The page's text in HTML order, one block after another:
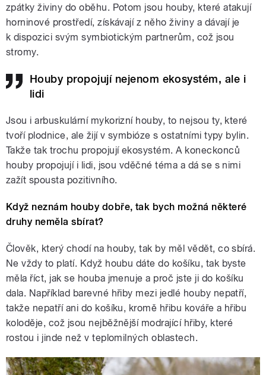
zpátky živiny do oběhu. Potom jsou houby, které atakují
horninové prostředí, získávají z něho živiny a dávají je
k dispozici svým symbiotickým partnerům, což jsou
stromy.
Houby propojují nejenom ekosystém, ale i
lidi
Jsou i arbuskulární mykorizní houby, to nejsou ty, které
tvoří plodnice, ale žijí v symbióze s ostatními typy bylin.
Takže tak trochu propojují ekosystém. A koneckonců
houby propojují i lidi, jsou vděčné téma a dá se s nimi
zažít spousta pozitivního.
Když neznám houby dobře, tak bych možná některé
druhy neměla sbírat?
Člověk, který chodí na houby, tak by měl vědět, co sbírá.
Ne vždy to platí. Když houbu dáte do košíku, tak byste
měla říct, jak se houba jmenuje a proč jste ji do košíku
dala. Například barevné hřiby mezi jedlé houby nepatří,
takže nepatří ani do košíku, kromě hřibu kováře a hřibu
koloděje, což jsou nejběžnější modrající hřiby, které
rostou i jinde než v teplomilných oblastech.